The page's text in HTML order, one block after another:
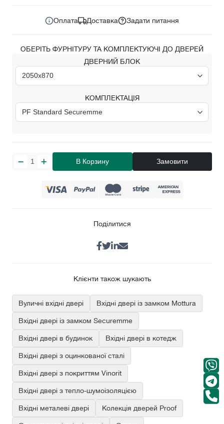
Оплата Доставка Задати питання
ОБЕРІТЬ ФУРНІТУРУ ТА КОМПЛЕКТУЮЧІ ДО ДВЕРЕЙ
ДВЕРНИЙ БЛОК
КОМПЛЕКТАЦІЯ
В Корзину Замовити
Поділитися
Клієнти також шукають
Вуличні вхідні двері Вхідні двері із замком Mottura
Вхідні двері із замком Securemme
Вхідні двері в будинок Вхідні двері в котедж
Вхідні двері з оцинкованої сталі
Вхідні двері з покриттям Vinorit
Вхідні двері з тепло-шумоізоляцією
Вхідні металеві двері Колекція дверей Proof